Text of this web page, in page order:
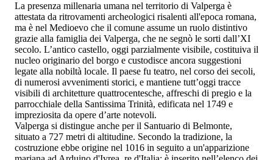
La presenza millenaria umana nel territorio di Valperga è
attestata da ritrovamenti archeologici risalenti all'epoca romana,
ma è nel Medioevo che il comune assume un ruolo distintivo
grazie alla famiglia dei Valperga, che ne segnò le sorti dall’XI
secolo. L’antico castello, oggi parzialmente visibile, costituiva il
nucleo originario del borgo e custodisce ancora suggestioni
legate alla nobiltà locale. Il paese fu teatro, nel corso dei secoli,
di numerosi avvenimenti storici, e mantiene tutt’oggi tracce
visibili di architetture quattrocentesche, affreschi di pregio e la
parrocchiale della Santissima Trinità, edificata nel 1749 e
impreziosita da opere d’arte notevoli.
Valperga si distingue anche per il Santuario di Belmonte,
situato a 727 metri di altitudine. Secondo la tradizione, la
costruzione ebbe origine nel 1016 in seguito a un'apparizione